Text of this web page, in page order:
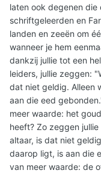
laten ook degenen die
schriftgeleerden en
landen en zeeën om
wanneer je hem
dankzij jullie tot een
leiders, jullie zeggen:
dat niet geldig. Alleen
aan die eed
meer waarde: het
heeft? Zo zeggen
altaar, is dat niet
daarop ligt, is aan die
van meer waarde: de